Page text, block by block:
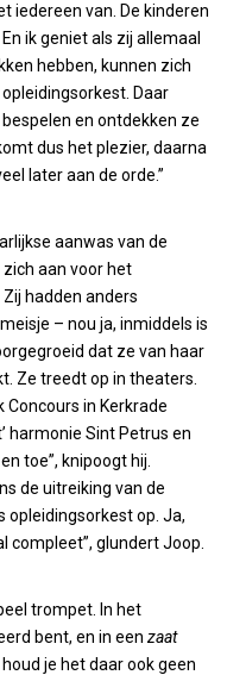
iedereen van. De kinderen
ik geniet als zij allemaal
hebben, kunnen zich
Daar
en ontdekken ze
dus het plezier, daarna
later aan de orde.”
aanwas van de
zich aan voor het
hadden anders
– nou ja, inmiddels is
dat ze van haar
Ze treedt op in theaters.
in Kerkrade
harmonie Sint Petrus en
toe”, knipoogt hij.
de uitreiking van de
opleidingsorkest op. Ja,
glundert Joop.
trompet. In het
bent, en in een zaat
je het daar ook geen